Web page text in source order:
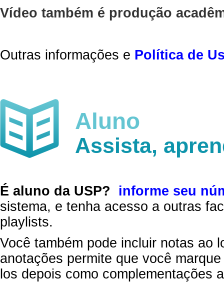
Vídeo também é produção
Outras informações e Política de
Aluno
Assista,
É aluno da USP?
informe seu
sistema, e tenha acesso a outras
playlists.
Você também pode incluir notas ao
anotações permite que você
los depois como complementações